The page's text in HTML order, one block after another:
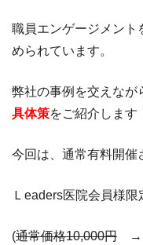
職員エンゲージメント
められています。
弊社の事例を交えなが
具体策をご紹介します
今回は、通常有料開催
Ｌeaders医院会員様限
(通常価格10,000円 →